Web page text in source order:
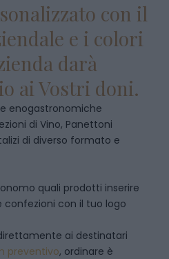
con il
e i colori
darà
ai Vostri doni.
enogastronomiche
di Vino, Panettoni
di diverso formato e
quali prodotti inserire
confezioni con il tuo logo
ai destinatari
preventivo, ordinare è